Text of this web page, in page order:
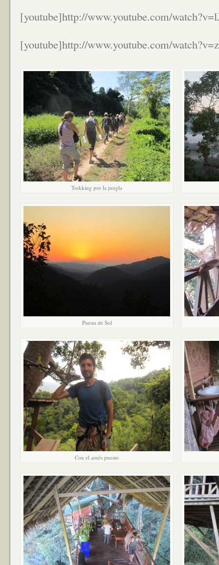
[youtube]http://www.youtube.com/
[youtube]http://www.youtube.com/
Trekking por la jungla
Puesta de Sol
Con el arnés puesto